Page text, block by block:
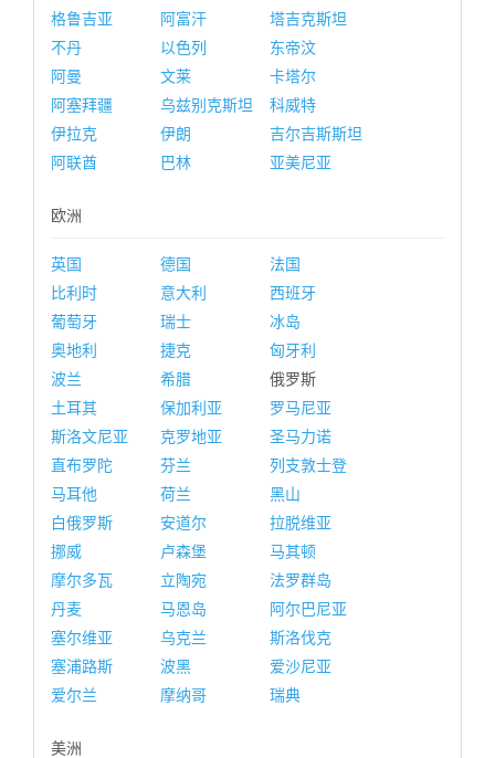
格鲁吉亚
阿富汗
塔吉克斯坦
不丹
以色列
东帝汶
阿曼
文莱
卡塔尔
阿塞拜疆
乌兹别克斯坦
科威特
伊拉克
伊朗
吉尔吉斯斯坦
阿联酋
巴林 亚美尼亚
欧洲
英国 德国
法国
比利时
意大利
西班牙
葡萄牙
瑞士
冰岛
奥地利
捷克
匈牙利
波兰
希腊
俄罗斯
土耳其
保加利亚
罗马尼亚
斯洛文尼亚
克罗地亚
圣马力诺
直布罗陀
芬兰
列支敦士登
马耳他
荷兰
黑山
白俄罗斯
安道尔
拉脱维亚
挪威
卢森堡
马其顿
摩尔多瓦
立陶宛
法罗群岛
丹麦
马恩岛
阿尔巴尼亚
塞尔维亚
乌克兰
斯洛伐克
塞浦路斯
波黑
爱沙尼亚
爱尔兰
摩纳哥 瑞典
美洲